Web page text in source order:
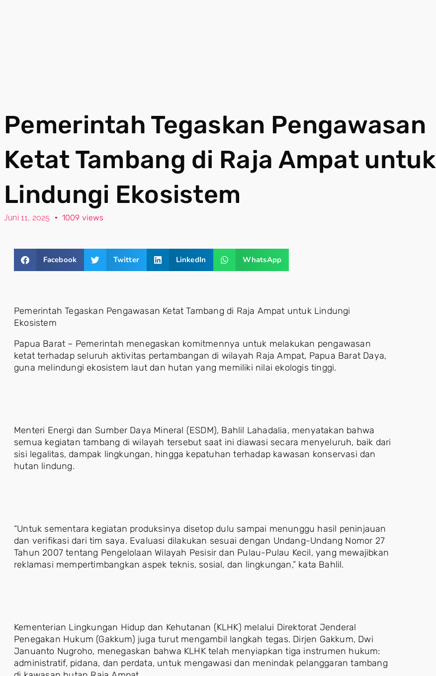
Pemerintah Tegaskan Pengawasan
Ketat Tambang di Raja Ampat untuk
Lindungi Ekosistem
Juni 11, 2025 1009 views
Facebook Twitter LinkedIn WhatsApp
Pemerintah Tegaskan Pengawasan Ketat Tambang di Raja Ampat untuk Lindungi
Ekosistem
Papua Barat – Pemerintah menegaskan komitmennya untuk melakukan pengawasan
ketat terhadap seluruh aktivitas pertambangan di wilayah Raja Ampat, Papua Barat Daya,
guna melindungi ekosistem laut dan hutan yang memiliki nilai ekologis tinggi.
Menteri Energi dan Sumber Daya Mineral (ESDM), Bahlil Lahadalia, menyatakan bahwa
semua kegiatan tambang di wilayah tersebut saat ini diawasi secara menyeluruh, baik dari
sisi legalitas, dampak lingkungan, hingga kepatuhan terhadap kawasan konservasi dan
hutan lindung.
“Untuk sementara kegiatan produksinya disetop dulu sampai menunggu hasil peninjauan
dan verifikasi dari tim saya. Evaluasi dilakukan sesuai dengan Undang-Undang Nomor 27
Tahun 2007 tentang Pengelolaan Wilayah Pesisir dan Pulau-Pulau Kecil, yang mewajibkan
reklamasi mempertimbangkan aspek teknis, sosial, dan lingkungan,” kata Bahlil.
Kementerian Lingkungan Hidup dan Kehutanan (KLHK) melalui Direktorat Jenderal
Penegakan Hukum (Gakkum) juga turut mengambil langkah tegas. Dirjen Gakkum, Dwi
Januanto Nugroho, menegaskan bahwa KLHK telah menyiapkan tiga instrumen hukum:
administratif, pidana, dan perdata, untuk mengawasi dan menindak pelanggaran tambang